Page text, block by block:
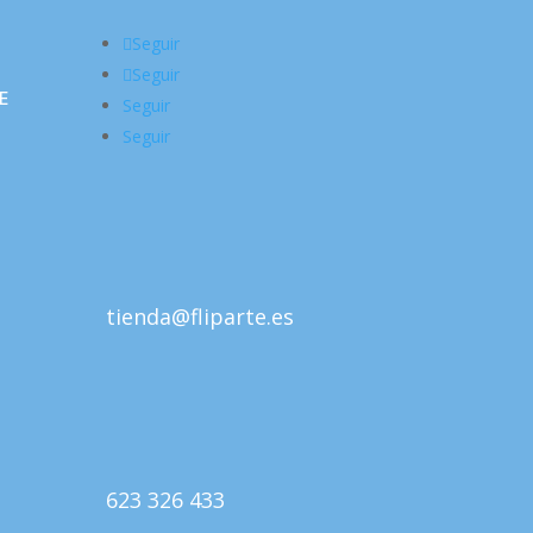
Seguir
Seguir
Seguir
Seguir
tienda@fliparte.es
623 326 433